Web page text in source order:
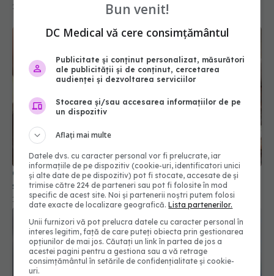
20 feb 2026, 22:01
Oțetul, aliatul tău pentru picioare fine, hidratate
și fără miros neplăcut
14 sep 2025, 09:40
Bun venit!
DC Medical vă cere consimțământul
Publicitate și conținut personalizat, măsurători
ale publicității și de conținut, cercetarea
audienței și dezvoltarea serviciilor
Stocarea și/sau accesarea informațiilor de pe
un dispozitiv
Aflați mai multe
Datele dvs. cu caracter personal vor fi prelucrate, iar
informațiile de pe dispozitiv (cookie-uri, identificatori unici
și alte date de pe dispozitiv) pot fi stocate, accesate de și
trimise către 224 de parteneri sau pot fi folosite în mod
specific de acest site. Noi și partenerii noștri putem folosi
date exacte de localizare geografică.Lista partenerilor.
Unii furnizori vă pot prelucra datele cu caracter personal în
interes legitim, față de care puteți obiecta prin gestionarea
opțiunilor de mai jos. Căutați un link în partea de jos a
acestei pagini pentru a gestiona sau a vă retrage
consimțământul în setările de confidențialitate și cookie-
uri.